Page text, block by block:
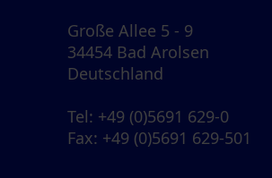
Große Allee 5 - 9
34454 Bad Arolsen
Deutschland
Tel: +49 (0)5691 629-0
Fax: +49 (0)5691 629-501